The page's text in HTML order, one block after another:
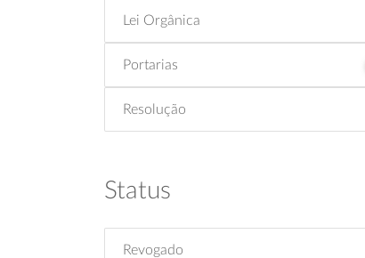
Lei Orgânica
Portarias
Resolução
Status
Revogado